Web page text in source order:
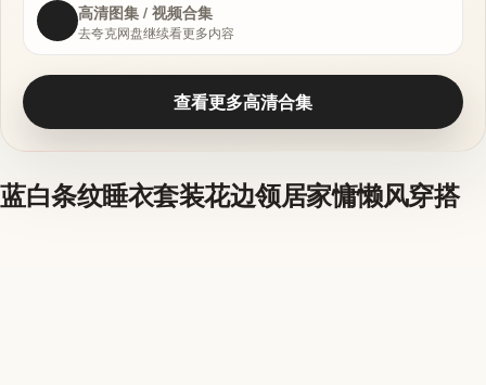
高清图集 / 视频合集
去夸克网盘继续看更多内容
查看更多高清合集
蓝白条纹睡衣套装花边领居家慵懒风穿搭